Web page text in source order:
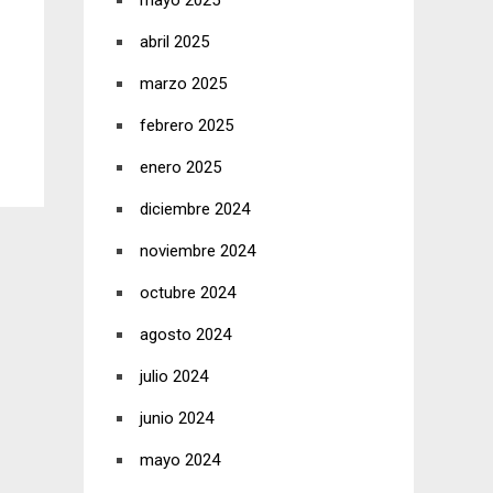
abril 2025
marzo 2025
febrero 2025
enero 2025
diciembre 2024
noviembre 2024
octubre 2024
agosto 2024
julio 2024
junio 2024
mayo 2024